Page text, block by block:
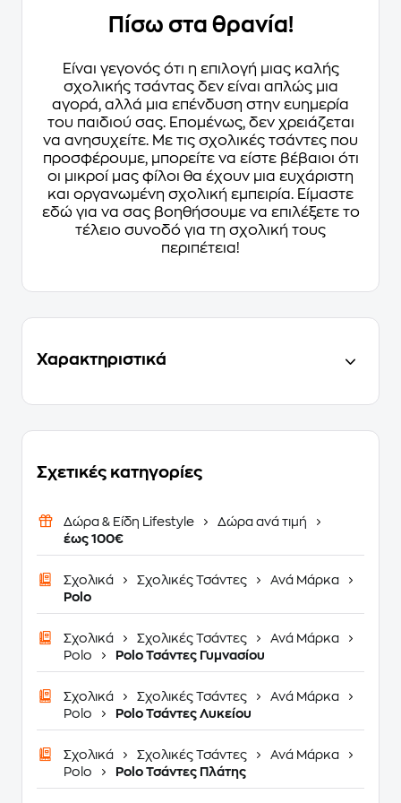
Πίσω στα θρανία!
Είναι γεγονός ότι η επιλογή μιας καλής
σχολικής τσάντας δεν είναι απλώς μια
αγορά, αλλά μια επένδυση στην ευημερία
του παιδιού σας. Επομένως, δεν χρειάζεται
να ανησυχείτε. Με τις σχολικές τσάντες που
προσφέρουμε, μπορείτε να είστε βέβαιοι ότι
οι μικροί μας φίλοι θα έχουν μια ευχάριστη
και οργανωμένη σχολική εμπειρία. Είμαστε
εδώ για να σας βοηθήσουμε να επιλέξετε το
τέλειο συνοδό για τη σχολική τους
περιπέτεια!
Χαρακτηριστικά
Σχετικές κατηγορίες
Δώρα & Είδη Lifestyle
Δώρα ανά τιμή
έως 100€
Σχολικά Σχολικές Τσάντες
Ανά Μάρκα
Polo
Σχολικά Σχολικές Τσάντες
Ανά Μάρκα
Polo
Polo Τσάντες Γυμνασίου
Σχολικά Σχολικές Τσάντες
Ανά Μάρκα
Polo
Polo Τσάντες Λυκείου
Σχολικά Σχολικές Τσάντες
Ανά Μάρκα
Polo
Polo Τσάντες Πλάτης